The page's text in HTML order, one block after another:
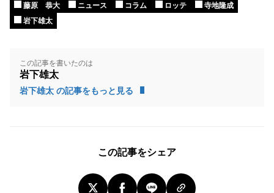
藤原 恭大
ニュース コラム ロッテ
寺地隆成
岩下雄太
この記事を書いたのは
岩下雄太
岩下雄太 の記事をもっと見る
この記事をシェア